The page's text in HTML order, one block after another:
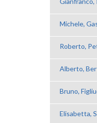
Michele,
Roberto,
Alberto,
Bruno,
Elisabetta,